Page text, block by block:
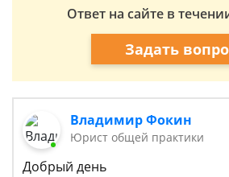
Ответ на сайте в
Задать
Владимир Фокин
Юрист общей практики
Добрый день